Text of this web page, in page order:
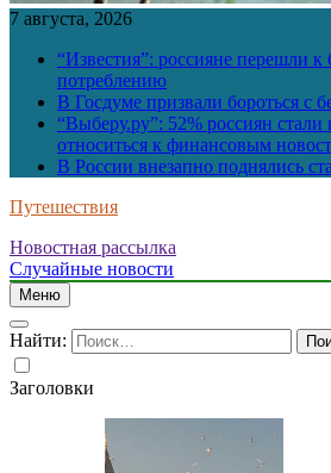
7 августа, 2026
“Известия”: россияне перешли
потреблению
В Госдуме призвали бороться с
“Выберу.ру”: 52% россиян стали
относиться к финансовым
В России внезапно поднялись
Путешествия
Новостная рассылка
Случайные новости
Меню
Найти:
Заголовки